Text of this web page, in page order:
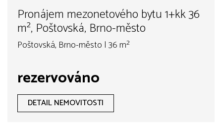
Pronájem mezonetového bytu 1+kk 36
m², Poštovská, Brno-město
Poštovská, Brno-město | 36 m²
rezervováno
DETAIL NEMOVITOSTI